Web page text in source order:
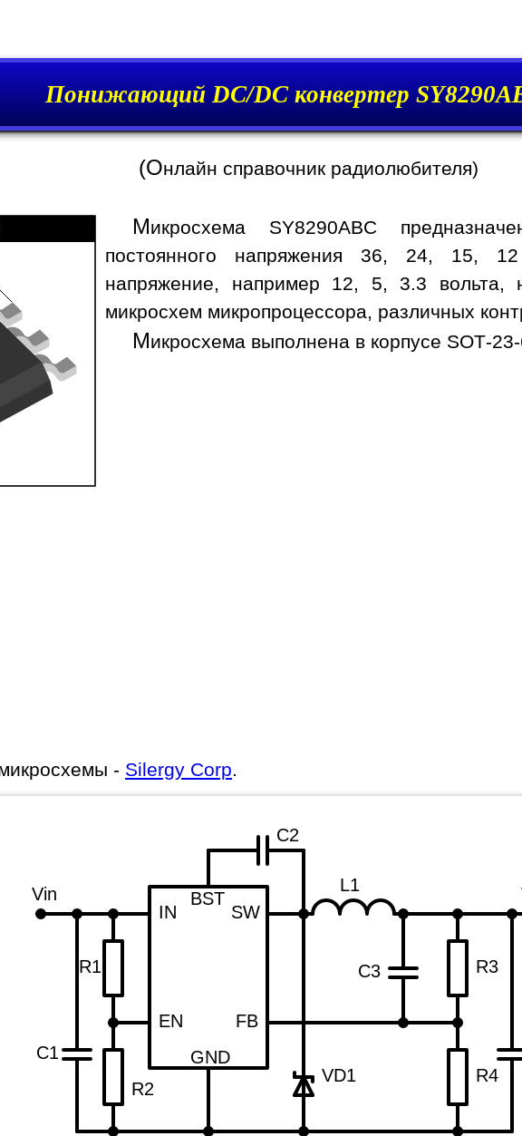
Понижающий DC/DC конвертер
(Онлайн справочник радиолюбителя)
Микросхема SY8290ABC
постоянного напряжения 36, 24, 15,
напряжение, например 12, 5, 3.3 вольта,
микросхем микропроцессора, различных
Микросхема выполнена в корпусе SOT-
- Silergy Corp
C1
R3
R4
L1
Vin
IN
EN
SW
FB
GND
BST
C2
R1
R2
VD1
C3